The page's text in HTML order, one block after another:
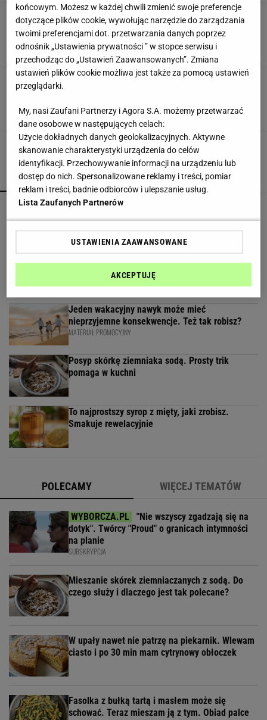
Dodatki do żywności wywołują wiele
kontrowersji. Czy są bezpieczne? Nie każdego
trzeba się obawiać
EMULGATORY ETYKIETY JAK CZYTAĆ ETYKIETY
Etykiety z informacją, ile ćwiczyć, by stracić
JAK CZYTAĆ ETYKIETY ZAKUPY ZDROWE JEDZENIE
POPULARNE NAJNOWSZE
Takiej fasolki jeszcze nie jadłam. Mieszam ją z
tym i mam letni hit
obłoczek robię inaczej
Jeden wakacyjny nawyk może mieć
nieprzyjemne konsekwencje. Też tak robisz?
MATERIAŁ PROMOCYJNY
Posyp skórkę ziemniaka sodą. Prosty trik
pomaga w kuchni
To najprostszy syrop z mięty, jaki zrobisz.
Smakuje rewelacyjnie
POLECAMY WIĘCEJ TEMATÓW
"Nie wszyscy zgadzają się na
dotyk". Twórcy "Proud" o granicach intymności
na planie
SUBSKRYPCJA
Mieszanie skórek ziemniaczanych z sodą. Do
czego służy i dlaczego jest tak polecane?
W upały nawet nie patrzę na piekarnik. Wlewam
ciasto i po 30 min mam cytrynowy obłoczek
Fasolka z bułką tartą i masłem może się
schować. Teraz mieszam ją z tym. Obiad palce
końcowym. Możesz w każdej chwili zmienić swoje preferencje
dotyczące plików cookie, wywołując narzędzie do zarządzania
twoimi preferencjami dot. przetwarzania danych poprzez
odnośnik „Ustawienia prywatności ” w stopce serwisu i
przechodząc do „Ustawień Zaawansowanych”. Zmiana
ustawień plików cookie możliwa jest także za pomocą ustawień
przeglądarki.
My, nasi Zaufani Partnerzy i Agora S.A. możemy przetwarzać
dane osobowe w następujących celach:
Użycie dokładnych danych geolokalizacyjnych. Aktywne
skanowanie charakterystyki urządzenia do celów
identyfikacji. Przechowywanie informacji na urządzeniu lub
dostęp do nich. Spersonalizowane reklamy i treści, pomiar
reklam i treści, badnie odbiorców i ulepszanie usług.
Lista Zaufanych Partnerów
USTAWIENIA ZAAWANSOWANE
AKCEPTUJĘ